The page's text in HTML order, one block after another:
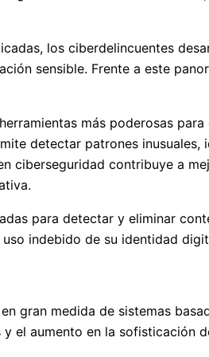
los ciberdelincuentes
sensible. Frente a este
más poderosas
detectar patrones inusuales,
ciberseguridad contribuye a
para detectar y eliminar
indebido de su identidad
gran medida de sistemas
el aumento en la sofisticación